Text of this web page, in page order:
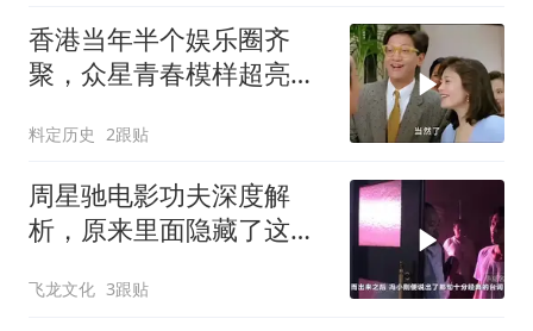
香港当年半个娱乐圈齐
聚，众星青春模样超亮
料定历史 2跟贴
周星驰电影功夫深度解
析，原来里面隐藏了这么
飞龙文化 3跟贴